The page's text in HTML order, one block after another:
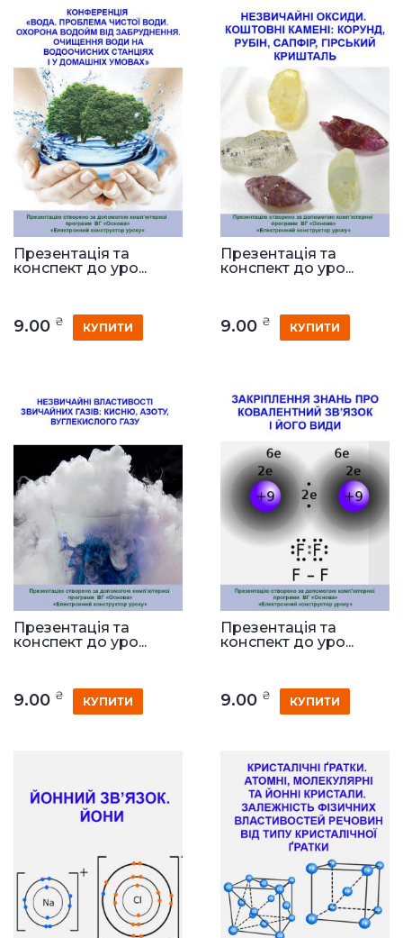
Презентація та
конспект до уро...
9.00 ₴ КУПИТИ
Презентація та
конспект до уро...
9.00 ₴ КУПИТИ
Презентація та
конспект до уро...
9.00 ₴ КУПИТИ
Презентація та
конспект до уро...
9.00 ₴ КУПИТИ